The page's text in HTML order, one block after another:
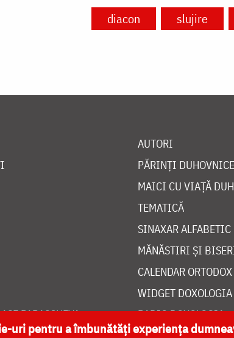
diacon slujire
PARASCHEVA
AUTORI
PĂRINȚI
MAICI CU VIAȚĂ
TEMATICĂ
SINAXAR ALFABETIC
MĂNĂSTIRI ȘI
CALENDAR ORTODOX
WIDGET DOXOLOGIA
RADIO DOXOLOGIA
uri pentru a îmbunătăți experiența